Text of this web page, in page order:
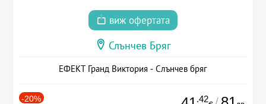
виж офертата
Слънчев Бряг
ЕФЕКТ Гранд Виктория - Слънчев бряг
-20% .42 /